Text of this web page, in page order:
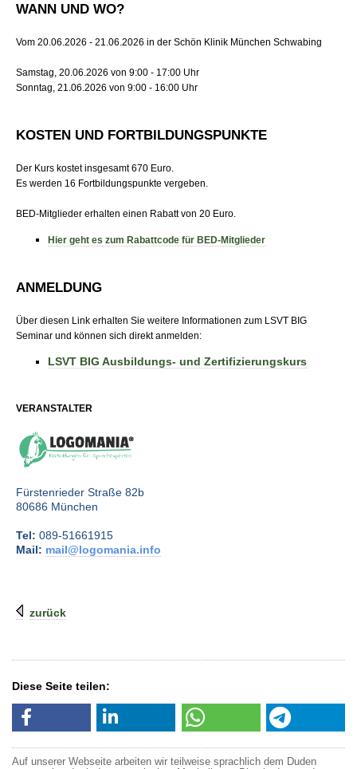
WANN UND WO?
Vom 20.06.2026 - 21.06.2026 in der Schön Klinik München Schwabing
Samstag, 20.06.2026 von 9:00 - 17:00 Uhr
Sonntag, 21.06.2026 von 9:00 - 16:00 Uhr
KOSTEN UND FORTBILDUNGSPUNKTE
Der Kurs kostet insgesamt 670 Euro.
Es werden 16 Fortbildungspunkte vergeben.
BED-Mitglieder erhalten einen Rabatt von 20 Euro.
Hier geht es zum Rabattcode für BED-Mitglieder
ANMELDUNG
Über diesen Link erhalten Sie weitere Informationen zum LSVT BIG
Seminar und können sich direkt anmelden:
LSVT BIG Ausbildungs- und Zertifizierungskurs
VERANSTALTER
Fürstenrieder Straße 82b
80686 München
Tel: 089-51661915
Mail: mail@logomania.info
zurück
Diese Seite teilen:
Auf unserer Webseite arbeiten wir teilweise sprachlich dem Duden